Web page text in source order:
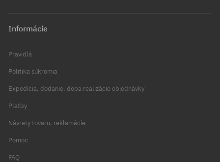
Informácie
Pravidlá
Politika súkromia
Expedícia, dodanie, doba realizácie objednávky
Platby
Návraty tovaru, reklamácie
Pomoc
FAQ